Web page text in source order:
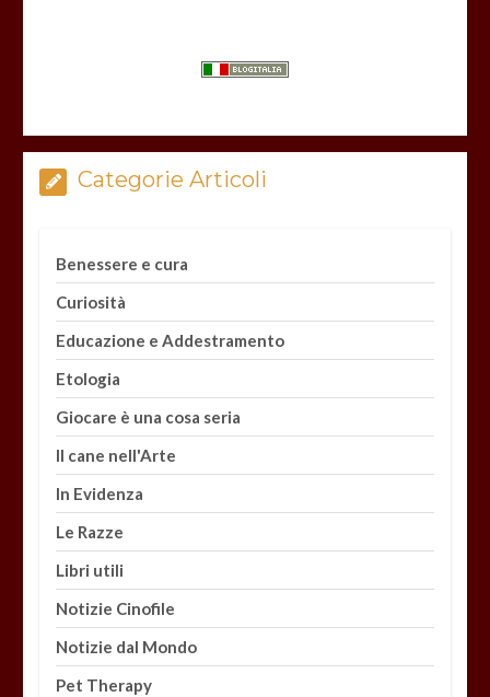
Categorie Articoli
Benessere e cura
Curiosità
Educazione e Addestramento
Etologia
Giocare è una cosa seria
Il cane nell'Arte
In Evidenza
Le Razze
Libri utili
Notizie Cinofile
Notizie dal Mondo
Pet Therapy